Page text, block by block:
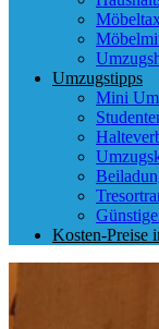
Umzugstipps
Mini
Kosten-Preise